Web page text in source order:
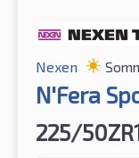
Nexen
N'Fera
225/